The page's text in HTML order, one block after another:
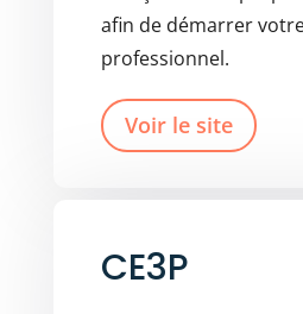
afin de démarrer
professionnel.
Voir le site
CE3P